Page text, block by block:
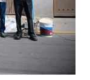
esperar para
con
ambas partes